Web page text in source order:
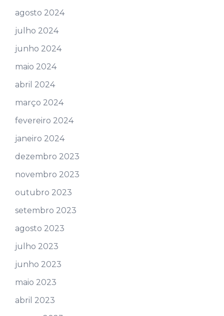
agosto 2024
julho 2024
junho 2024
maio 2024
abril 2024
março 2024
fevereiro 2024
janeiro 2024
dezembro 2023
novembro 2023
outubro 2023
setembro 2023
agosto 2023
julho 2023
junho 2023
maio 2023
abril 2023